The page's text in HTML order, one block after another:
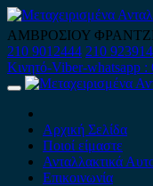
Skip
to
content
ΑΜΒΡΟΣΙΟΥ
210 9012444 210
Κινητό-Viber-whatsapp :
Primary
Αρχική Σελίδα
Ποιοί είμαστε
Ανταλλακτικά
Επικοινωνία